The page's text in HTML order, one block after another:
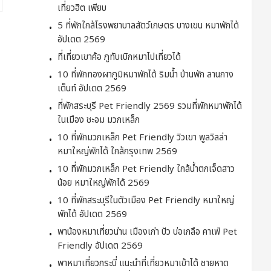
เที่ยวฮิต เพียบ
5 ที่พักใกล้โรงพยาบาลสัตว์เกษตร บางเขน หมาพักได้
อัปเดต 2569
ที่เที่ยวเขาค้อ ภูทับเบิกหมาไปเที่ยวได้
10 ที่พักทองผาภูมิหมาพักได้ ริมน้ำ บ้านพัก ลานกาง
เต็นท์ อัปเดต 2569
ที่พักสระบุรี Pet Friendly 2569 รวมที่พักหมาพักได้
ในเมือง ชะอม มวกเหล็ก
10 ที่พักมวกเหล็ก Pet Friendly วิวเขา พูลวิลล่า
หมาใหญ่พักได้ ใกล้กรุงเทพ 2569
10 ที่พักมวกเหล็ก Pet Friendly ใกล้น้ำตกเจ็ดสาว
น้อย หมาใหญ่พักได้ 2569
10 ที่พักสระบุรีในตัวเมือง Pet Friendly หมาใหญ่
พักได้ อัปเดต 2569
พาน้องหมาเที่ยวน่าน เมืองเก่า ปัว บ่อเกลือ คาเฟ่ Pet
Friendly อัปเดต 2569
พาหมาเที่ยวกระบี่ แนะนำที่เที่ยวหมาเข้าได้ ชายหาด